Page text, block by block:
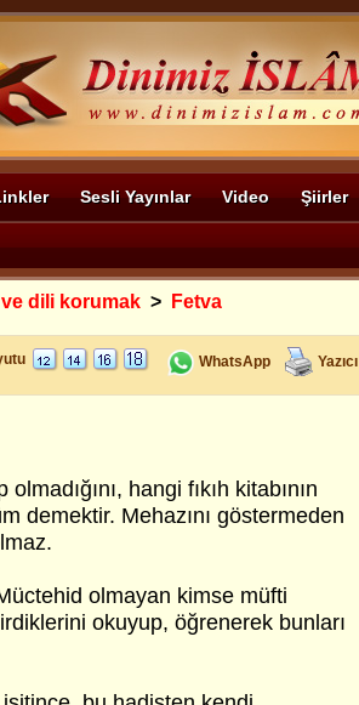
Sesli Yayınlar Video Şiirler
dili korumak > Fetva
WhatsApp Yazıcı
hangi fıkıh kitabının
demektir. Mehazını göstermeden
olmayan kimse müfti
okuyup, öğrenerek bunları